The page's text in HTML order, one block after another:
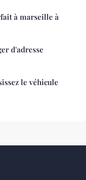
à marseille à
d'adresse
le véhicule